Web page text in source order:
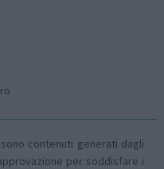
contenuti generati dagli
per soddisfare i